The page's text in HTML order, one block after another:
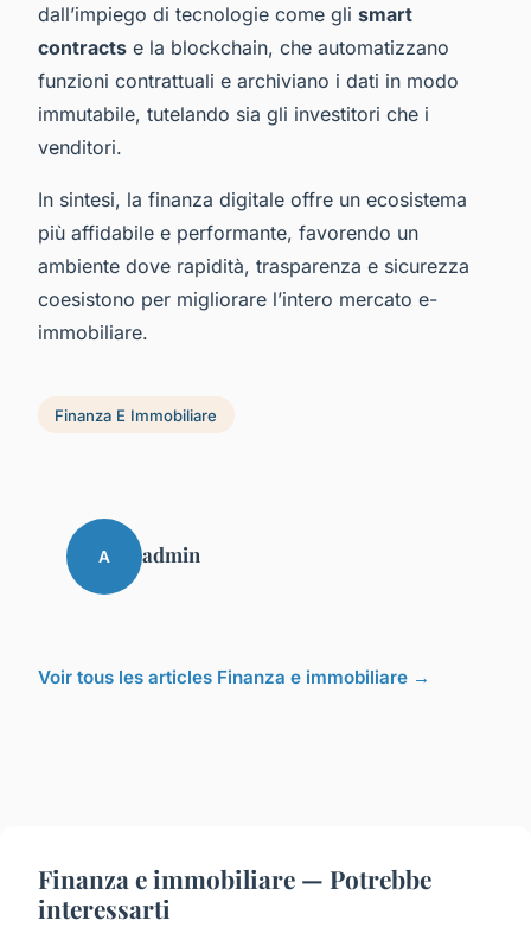
dall’impiego di tecnologie come gli smart
contracts e la blockchain, che automatizzano
funzioni contrattuali e archiviano i dati in modo
immutabile, tutelando sia gli investitori che i
venditori.
In sintesi, la finanza digitale offre un ecosistema
più affidabile e performante, favorendo un
ambiente dove rapidità, trasparenza e sicurezza
coesistono per migliorare l’intero mercato e-
immobiliare.
Finanza E Immobiliare
A admin
Voir tous les articles Finanza e immobiliare →
Finanza e immobiliare — Potrebbe
interessarti